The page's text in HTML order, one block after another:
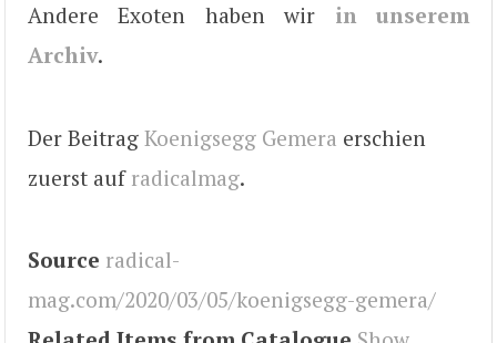
Andere Exoten haben wir in unserem
Archiv.
Der Beitrag Koenigsegg Gemera erschien
zuerst auf radicalmag.
Source radical-
mag.com/2020/03/05/koenigsegg-gemera/